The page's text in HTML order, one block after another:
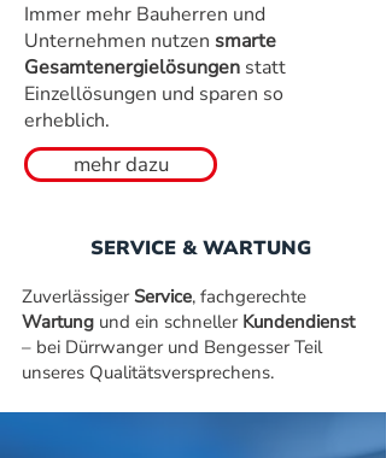
Immer mehr Bauherren und
Unternehmen nutzen smarte
Gesamtenergielösungen statt
Einzellösungen und sparen so
erheblich.
mehr dazu
SERVICE & WARTUNG
ZuverlässigerService, fachgerechte
Wartung und ein schneller Kundendienst
– bei Dürrwanger und Bengesser Teil
unseres Qualitätsversprechens.